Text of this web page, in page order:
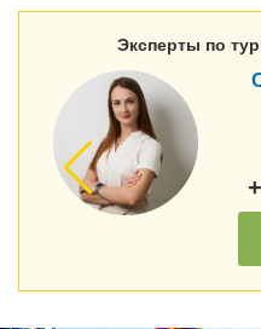
Эксперты по